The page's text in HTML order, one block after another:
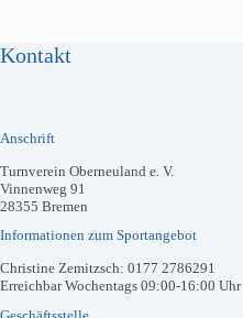
Kontakt
Anschrift
Turnverein Oberneuland e. V.
Vinnenweg 91
28355 Bremen
Informationen zum Sportangebot
Christine Zemitzsch: 0177 2786291
Erreichbar Wochentags 09:00-16:00 Uhr